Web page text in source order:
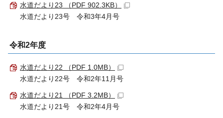
水道だより23 （PDF 902.3KB）
水道だより23号 令和3年4月号
令和2年度
水道だより22 （PDF 1.0MB）
水道だより22号 令和2年11月号
水道だより21 （PDF 3.2MB）
水道だより21号 令和2年4月号